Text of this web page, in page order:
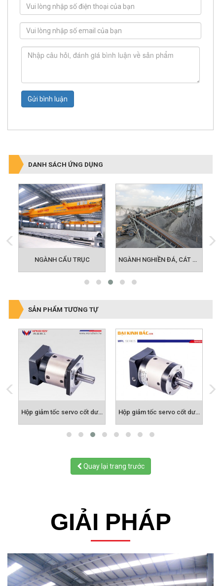
Gửi bình luận
DANH SÁCH ỨNG DỤNG
NGÀNH CẨU TRỤC
SẢN PHẨM TƯƠNG TỰ
Hộp giảm tốc servo cốt dương WPF Hộp giảm tốc servo cốt dương WPL
Quay lại trang trước
GIẢI PHÁP